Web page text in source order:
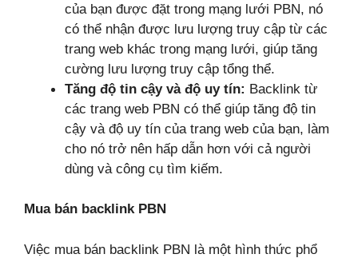
của bạn được đặt trong mạng lưới PBN, nó
có thể nhận được lưu lượng truy cập từ các
trang web khác trong mạng lưới, giúp tăng
cường lưu lượng truy cập tổng thể.
Tăng độ tin cậy và độ uy tín: Backlink từ
các trang web PBN có thể giúp tăng độ tin
cậy và độ uy tín của trang web của bạn, làm
cho nó trở nên hấp dẫn hơn với cả người
dùng và công cụ tìm kiếm.
Mua bán backlink PBN
Việc mua bán backlink PBN là một hình thức phổ